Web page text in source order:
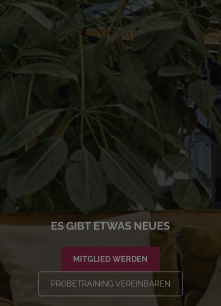
ES GIBT ETWAS NEUES
MITGLIED WERDEN
PROBETRAINING VEREINBAREN